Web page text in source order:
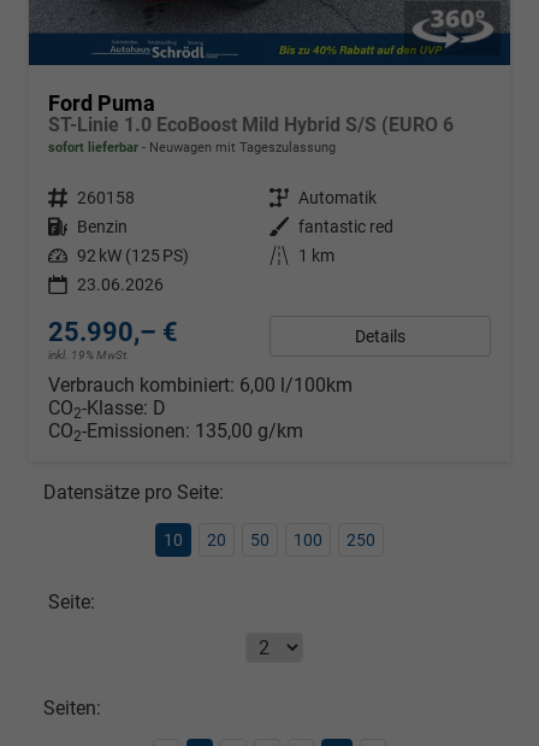
Ford Puma
ST-Linie 1.0 EcoBoost Mild Hybrid S/S (EURO 6
sofort lieferbar Neuwagen mit Tageszulassung
Fahrzeugnr. 260158 Getriebe Automatik
Kraftstoff Benzin Außenfarbe fantastic red
Leistung 92 kW (125 PS) Kilometerstand
1 km
23.06.2026
25.990,– €
inkl. 19% MwSt.
Details
Verbrauch kombiniert: 6,00 l/100km
CO2-Klasse: D
CO2-Emissionen: 135,00 g/km
Datensätze pro Seite:
10 20 50 100 250
Seite:
Seiten: